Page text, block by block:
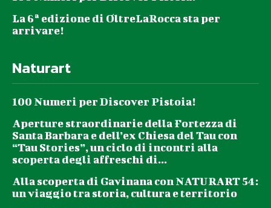
La 6ª edizione di OltreLaRocca sta per
arrivare!
Naturart
100 Numeri per Discover Pistoia!
Aperture straordinarie della Fortezza di
Santa Barbara e dell’ex Chiesa del Tau con
“Tau Stories”, un ciclo di incontri alla
scoperta degli affreschi di...
Alla scoperta di Gavinana con NATURART 54:
un viaggio tra storia, cultura e territorio